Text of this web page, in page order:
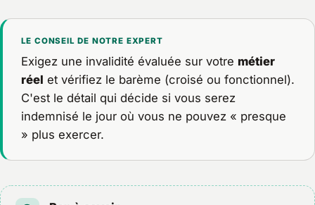
LE CONSEIL DE NOTRE EXPERT
Exigez une invalidité évaluée sur votre métier
réel et vérifiez le barème (croisé ou fonctionnel).
C'est le détail qui décide si vous serez
indemnisé le jour où vous ne pouvez « presque
» plus exercer.